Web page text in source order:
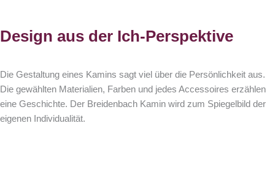
Design aus der Ich-Perspektive
Die Gestaltung eines Kamins sagt viel über die Persönlichkeit aus.
Die gewählten Materialien, Farben und jedes Accessoires erzählen
eine Geschichte. Der Breidenbach Kamin wird zum Spiegelbild der
eigenen Individualität.